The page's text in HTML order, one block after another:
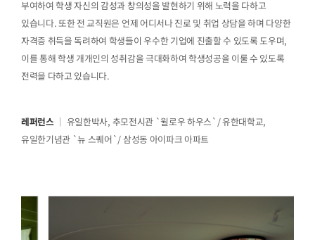
부여하여 학생 자신의 감성과 창의성을 발현하기 위해 노력을 다하고
있습니다. 또한 전 교직원은 언제 어디서나 진로 및 취업 상담을 하며 다양한
자격증 취득을 독려하여 학생들이 우수한 기업에 진출할 수 있도록 도우며,
이를 통해 학생 개개인의 성취감을 극대화하여 학생성공을 이룰 수 있도록
전력을 다하고 있습니다.
레퍼런스 ｜ 유일한박사, 추모전시관 `윌로우 하우스`/ 유한대학교,
유일한기념관 `뉴 스퀘어`/ 삼성동 아이파크 아파트